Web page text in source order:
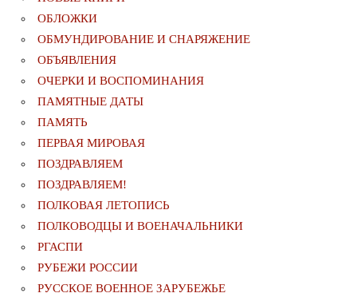
ОБЛОЖКИ
ОБМУНДИРОВАНИЕ И СНАРЯЖЕНИЕ
ОБЪЯВЛЕНИЯ
ОЧЕРКИ И ВОСПОМИНАНИЯ
ПАМЯТНЫЕ ДАТЫ
ПАМЯТЬ
ПЕРВАЯ МИРОВАЯ
ПОЗДРАВЛЯЕМ
ПОЗДРАВЛЯЕМ!
ПОЛКОВАЯ ЛЕТОПИСЬ
ПОЛКОВОДЦЫ И ВОЕНАЧАЛЬНИКИ
РГАСПИ
РУБЕЖИ РОССИИ
РУССКОЕ ВОЕННОЕ ЗАРУБЕЖЬЕ